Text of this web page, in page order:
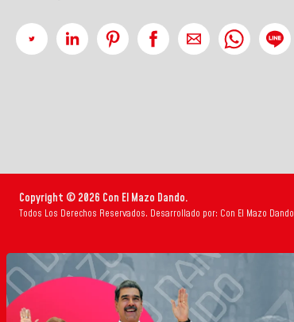
Copyright © 2026 Con El Mazo Dando.
Todos Los Derechos Reservados. Desarrollado por: Con El Mazo Dando